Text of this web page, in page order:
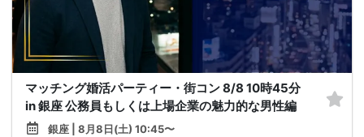
マッチング婚活パーティー・街コン 8/8 10時45分
in 銀座 公務員もしくは上場企業の魅力的な男性編
銀座 | 8月8日(土) 10:45〜